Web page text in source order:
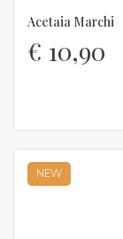
Acetaia Marchi
€ 10,90
NEW